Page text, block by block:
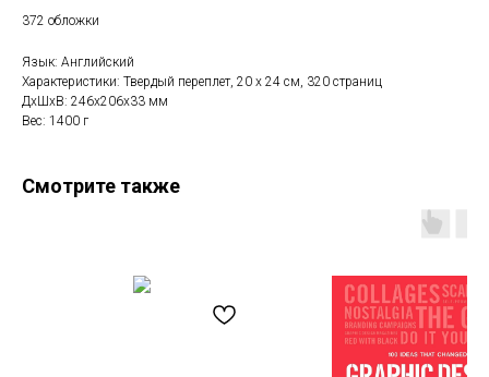
372 обложки
Язык: Английский
Характеристики: Твердый переплет, 20 х 24 см, 320 страниц
ДxШxВ: 246x206x33 мм
Вес: 1400 г
Смотрите также